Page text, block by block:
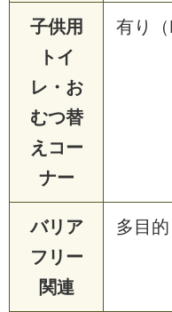
子供用
トイ
レ・お
むつ替
えコー
ナー
有り（
バリア
フリー
関連
多目